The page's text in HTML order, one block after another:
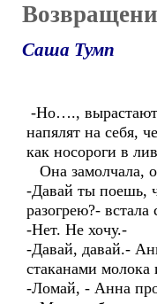
Саша Тумп
-Но….,
напялят на себя,
как носороги в
Она замолчала,
-Давай ты поешь,
разогрею?- встала
-Нет. Не хочу.-
-Давай, давай.-
стаканами молока
-Ломай, - Анна